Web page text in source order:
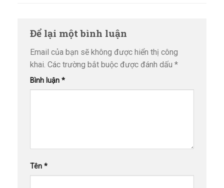
Để lại một bình luận
Email của bạn sẽ không được hiển thị công
khai. Các trường bắt buộc được đánh dấu *
Bình luận *
Tên *